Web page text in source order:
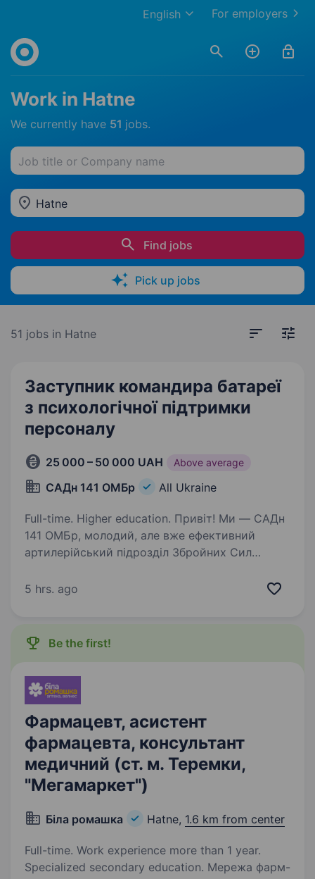
For employers
English
Work in Hatne
We currently have 51 jobs.
Job title or Company name
Hatne
Find jobs
Pick up jobs
51 jobs in Hatne
Заступник командира батареї
з психологічної підтримки
персоналу
25 000 – 50 000 UAH Above average
САДн 141 ОМБр All Ukraine
Full-time. Higher education. Привіт! Ми — САДн
141 ОМБр, молодий, але вже ефективний
артилерійський підрозділ Збройних Сил
найсучаснішими методами, підтримуючи один
5 hrs. ago
Be the first!
Фармацевт, асистент
фармацевта, консультант
медичний (ст. м. Теремки,
"Мегамаркет")
Біла ромашка Hatne, 1.6 km from center
Full-time. Work experience more than 1 year.
Specialized secondary education. Мережа фарм-